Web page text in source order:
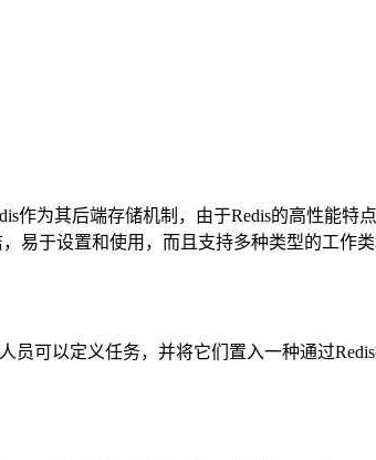
作为其后端存储机制，由于Redis的高性能特
易于设置和使用，而且支持多种类型的工作类
员可以定义任务，并将它们置入一种通过